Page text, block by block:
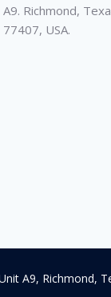
A9. Richmond,
77407, USA.
A9, Richmond,